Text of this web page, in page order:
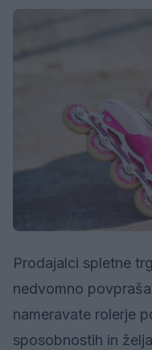
Prodajalci spletne
nedvomno
nameravate rolerje
sposobnostih in